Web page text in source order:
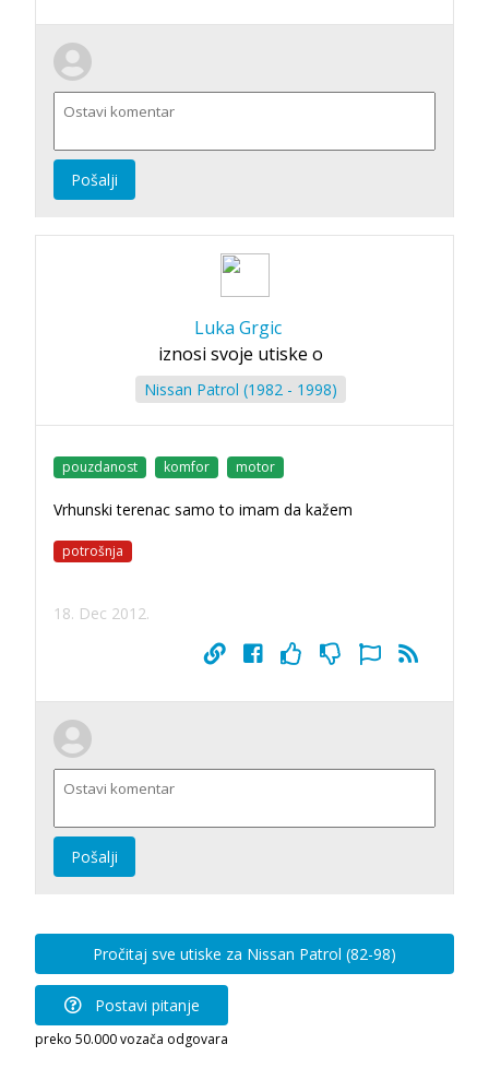
Pošalji
Luka Grgic
iznosi svoje utiske o
Nissan Patrol (1982 - 1998)
pouzdanost komfor motor
Vrhunski terenac samo to imam da kažem
potrošnja
18. Dec 2012.
Pošalji
Pročitaj sve utiske za Nissan Patrol (82-98)
Postavi pitanje
preko 50.000 vozača odgovara